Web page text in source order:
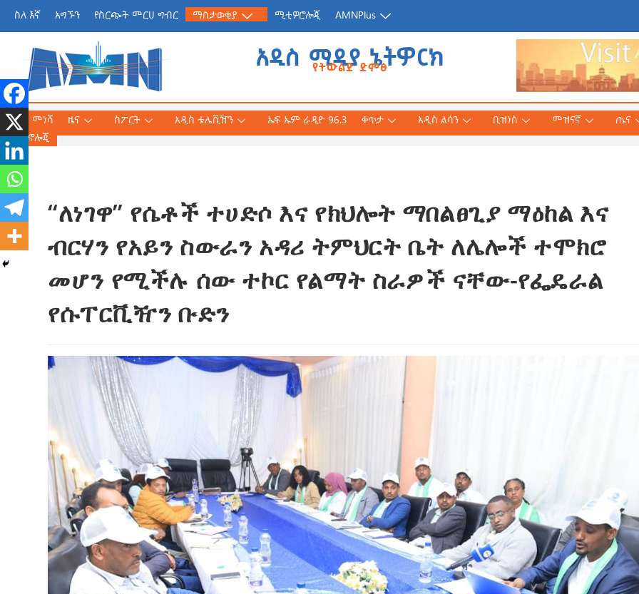
ስለ እኛ አግኙን የስርጭት መርሀ ግብር ማስታወቂያ ሚቲዎሮሎጂ AMNPlus
አዲስ ሚዲያ ኔትዎርክ
የትውልድ ድምፅ
መነሻ ዜና
ብልፅግና ፓርቲ የምርጫ ውክልናውን ወደ
ተጨባጭ የልማት ስኬቶች ለመቀየር እየሰራ ነው
August 7, 2026
August 7, 2026
ስፖርት
2ኛው የአዲስ ሚዲያ ኔትዎርክ አመራሮች እና
ሠራተኞች ስፖርት ፌስቲቫል በቴሌቪዥን ዘርፍ
ተቃውሞ የበዛበት የፊፋ አዲሱ እቅድ
አዲስ ቴሌቪዥን
የጠቅላይ ሚኒስትር ዐቢይ አሕመድ (ዶ/ር)
«መደመር» መጽሐፍ በቻይንኛ ተተርጉሞ በቅርቡ
ለንባብ ይበቃል
AmnAdmin July 3, 2026
ኤፍ ኤም ራዲዮ 96.3 ቀጥታ አዲስ ልሳን ቢዝነስ መዝናኛ
ጤና
ቴክኖሎጂ
“ለነገዋ” የሴቶች ተሀድሶ እና የክህሎት ማበልፀጊያ ማዕከል እና
ብርሃን የአይን ስውራን አዳሪ ትምህርት ቤት ለሌሎች ተሞክሮ
መሆን የሚችሉ ሰው ተኮር የልማት ስራዎች ናቸው-የፌዴራል
የሱፐርቪዥን ቡድን